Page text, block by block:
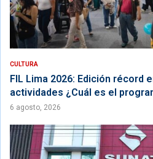
CULTURA
FIL Lima 2026: Edición récord
actividades ¿Cuál es el
6 agosto, 2026